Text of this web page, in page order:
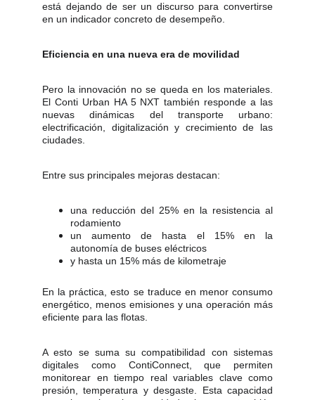
está dejando de ser un discurso para convertirse
en un indicador concreto de desempeño.
Eficiencia en una nueva era de movilidad
Pero la innovación no se queda en los materiales.
El Conti Urban HA 5 NXT también responde a las
nuevas dinámicas del transporte urbano:
electrificación, digitalización y crecimiento de las
ciudades.
Entre sus principales mejoras destacan:
una reducción del 25% en la resistencia al
rodamiento
un aumento de hasta el 15% en la
autonomía de buses eléctricos
y hasta un 15% más de kilometraje
En la práctica, esto se traduce en menor consumo
energético, menos emisiones y una operación más
eficiente para las flotas.
A esto se suma su compatibilidad con sistemas
digitales como ContiConnect, que permiten
monitorear en tiempo real variables clave como
presión, temperatura y desgaste. Esta capacidad